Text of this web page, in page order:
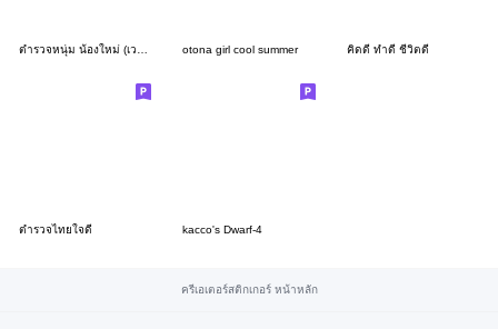
ตำรวจหนุ่ม น้องใหม่ (เวอร์ชั่น อีสาน) otona girl cool summer คิดดี ทำดี ชีวิตดี
ตำรวจไทยใจดี kacco's Dwarf-4
ครีเอเตอร์สติกเกอร์ หน้าหลัก